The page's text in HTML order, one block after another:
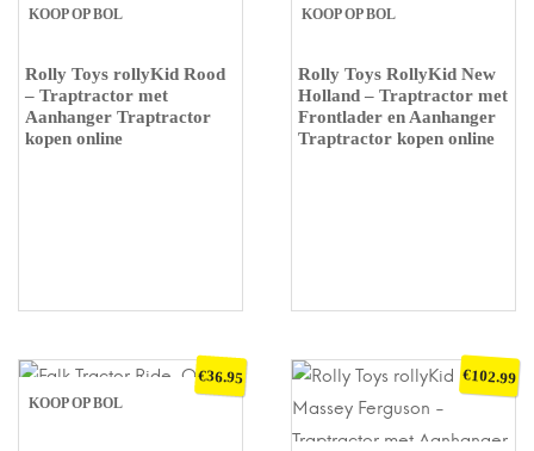
KOOP OP BOL
Rolly Toys rollyKid Rood
– Traptractor met
Aanhanger Traptractor
kopen online
KOOP OP BOL
Rolly Toys RollyKid New
Holland – Traptractor met
Frontlader en Aanhanger
Traptractor kopen online
KOOP OP BOL
€36.95 €102.99